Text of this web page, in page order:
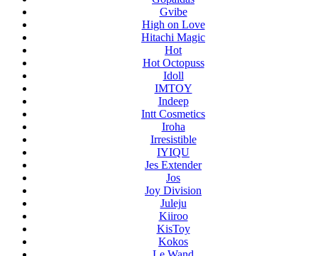
Gvibe
High on Love
Hitachi Magic
Hot
Hot Octopuss
Idoll
IMTOY
Indeep
Intt Cosmetics
Iroha
Irresistible
IYIQU
Jes Extender
Jos
Joy Division
Juleju
Kiiroo
KisToy
Kokos